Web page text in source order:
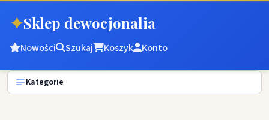
✦Sklep dewocjonalia
Nowości Szukaj Koszyk Konto
Kategorie